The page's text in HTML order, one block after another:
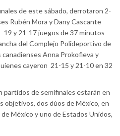
de este sábado, derrotaron 2-
Rubén Mora y Dany Cascante
19 y 21-17 juegos de 37 minutos
del Complejo Polideportivo de
canadienses Anna Prokofieva y
cayeron 21-15 y 21-10 en 32
partidos de semifinales estarán en
objetivos, dos dúos de México, en
México y uno de Estados Unidos,